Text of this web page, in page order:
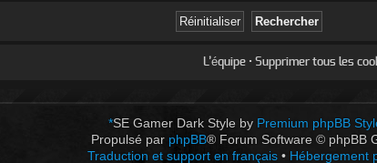
L’équipe• Supprimer tous les
*SE Gamer Dark Style by Premium phpBB
Propulsé par phpBB® Forum Software © phpBB
Traduction et support en français• Hébergement